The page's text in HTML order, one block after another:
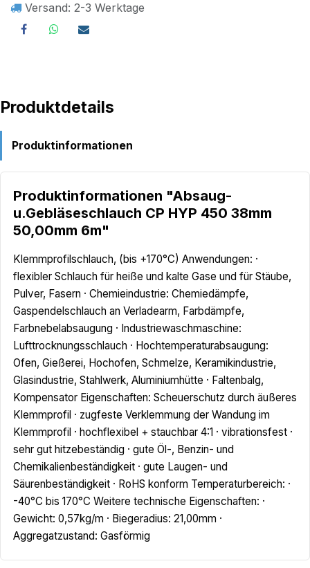
Versand: 2-3 Werktage
Produktdetails
Produktinformationen
Produktinformationen "Absaug-
u.Gebläseschlauch CP HYP 450 38mm
50,00mm 6m"
Klemmprofilschlauch, (bis +170°C) Anwendungen: ·
flexibler Schlauch für heiße und kalte Gase und für Stäube,
Pulver, Fasern · Chemieindustrie: Chemiedämpfe,
Gaspendelschlauch an Verladearm, Farbdämpfe,
Farbnebelabsaugung · Industriewaschmaschine:
Lufttrocknungsschlauch · Hochtemperaturabsaugung:
Ofen, Gießerei, Hochofen, Schmelze, Keramikindustrie,
Glasindustrie, Stahlwerk, Aluminiumhütte · Faltenbalg,
Kompensator Eigenschaften: Scheuerschutz durch äußeres
Klemmprofil · zugfeste Verklemmung der Wandung im
Klemmprofil · hochflexibel + stauchbar 4:1 · vibrationsfest ·
sehr gut hitzebeständig · gute Öl-, Benzin- und
Chemikalienbeständigkeit · gute Laugen- und
Säurenbeständigkeit · RoHS konform Temperaturbereich: ·
-40°C bis 170°C Weitere technische Eigenschaften: ·
Gewicht: 0,57kg/m · Biegeradius: 21,00mm ·
Aggregatzustand: Gasförmig